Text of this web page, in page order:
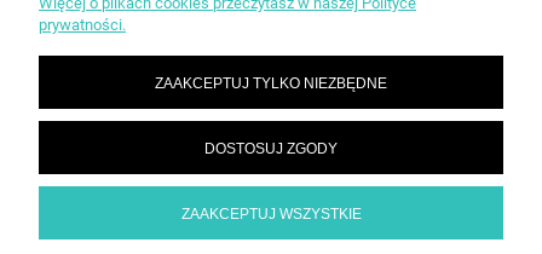
prywatności.
ZAAKCEPTUJ TYLKO NIEZBĘDNE
DOSTOSUJ ZGODY
ZAAKCEPTUJ WSZYSTKIE